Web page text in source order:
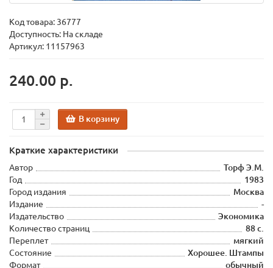
Код товара: 36777
Доступность: На складе
Артикул: 11157963
240.00 р.
В корзину
Краткие характеристики
Автор
Торф Э.М.
Год
1983
Город издания
Москва
Издание
-
Издательство
Экономика
Количество страниц
88 с.
Переплет
мягкий
Состояние
Хорошее. Штампы
Формат
обычный